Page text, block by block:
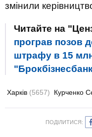
змінили
Читайте на
програв позов
штрафу в 15
Харків (5657) Курченко
ПОДІЛИТИСЯ: